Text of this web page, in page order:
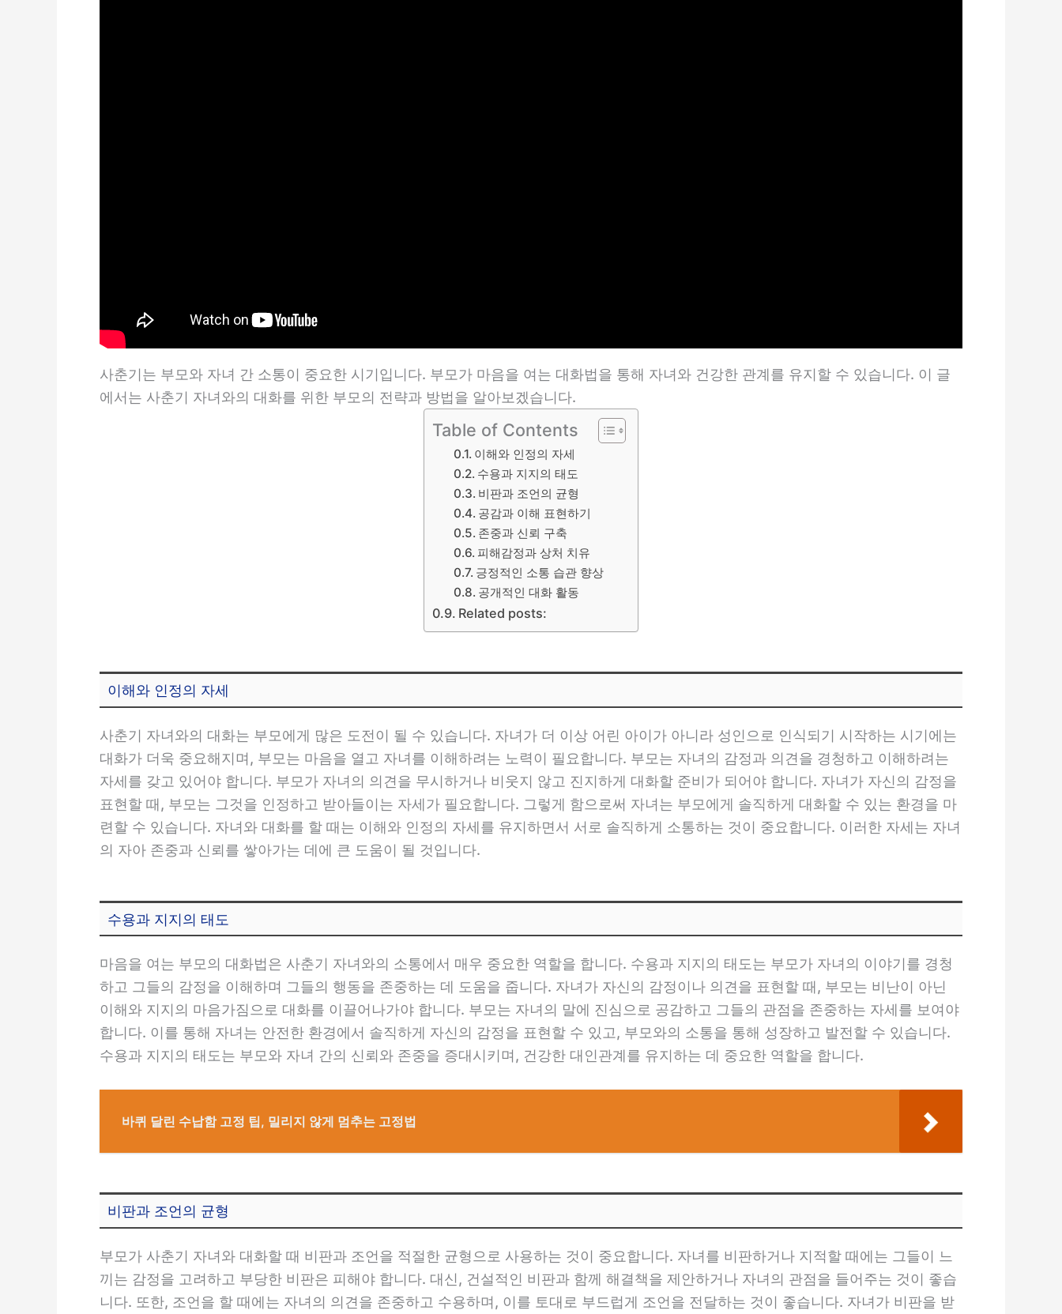
사춘기는 부모와 자녀 간 소통이 중요한 시기입니다. 부모가 마음을 여는 대화법을 통해 자녀와 건강한 관계를 유지할 수 있습니다. 이 글
에서는 사춘기 자녀와의 대화를 위한 부모의 전략과 방법을 알아보겠습니다.
Table of Contents
이해와 인정의 자세
수용과 지지의 태도
비판과 조언의 균형
공감과 이해 표현하기
존중과 신뢰 구축
피해감정과 상처 치유
긍정적인 소통 습관 향상
공개적인 대화 활동
Related posts:
이해와 인정의 자세
사춘기 자녀와의 대화는 부모에게 많은 도전이 될 수 있습니다. 자녀가 더 이상 어린 아이가 아니라 성인으로 인식되기 시작하는 시기에는
대화가 더욱 중요해지며, 부모는 마음을 열고 자녀를 이해하려는 노력이 필요합니다. 부모는 자녀의 감정과 의견을 경청하고 이해하려는
자세를 갖고 있어야 합니다. 부모가 자녀의 의견을 무시하거나 비웃지 않고 진지하게 대화할 준비가 되어야 합니다. 자녀가 자신의 감정을
표현할 때, 부모는 그것을 인정하고 받아들이는 자세가 필요합니다. 그렇게 함으로써 자녀는 부모에게 솔직하게 대화할 수 있는 환경을 마
련할 수 있습니다. 자녀와 대화를 할 때는 이해와 인정의 자세를 유지하면서 서로 솔직하게 소통하는 것이 중요합니다. 이러한 자세는 자녀
의 자아 존중과 신뢰를 쌓아가는 데에 큰 도움이 될 것입니다.
수용과 지지의 태도
마음을 여는 부모의 대화법은 사춘기 자녀와의 소통에서 매우 중요한 역할을 합니다. 수용과 지지의 태도는 부모가 자녀의 이야기를 경청
하고 그들의 감정을 이해하며 그들의 행동을 존중하는 데 도움을 줍니다. 자녀가 자신의 감정이나 의견을 표현할 때, 부모는 비난이 아닌
이해와 지지의 마음가짐으로 대화를 이끌어나가야 합니다. 부모는 자녀의 말에 진심으로 공감하고 그들의 관점을 존중하는 자세를 보여야
합니다. 이를 통해 자녀는 안전한 환경에서 솔직하게 자신의 감정을 표현할 수 있고, 부모와의 소통을 통해 성장하고 발전할 수 있습니다.
수용과 지지의 태도는 부모와 자녀 간의 신뢰와 존중을 증대시키며, 건강한 대인관계를 유지하는 데 중요한 역할을 합니다.
바퀴 달린 수납함 고정 팁, 밀리지 않게 멈추는 고정법
비판과 조언의 균형
부모가 사춘기 자녀와 대화할 때 비판과 조언을 적절한 균형으로 사용하는 것이 중요합니다. 자녀를 비판하거나 지적할 때에는 그들이 느
끼는 감정을 고려하고 부당한 비판은 피해야 합니다. 대신, 건설적인 비판과 함께 해결책을 제안하거나 자녀의 관점을 들어주는 것이 좋습
니다. 또한, 조언을 할 때에는 자녀의 의견을 존중하고 수용하며, 이를 토대로 부드럽게 조언을 전달하는 것이 좋습니다. 자녀가 비판을 받